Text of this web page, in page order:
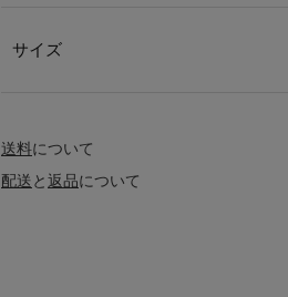
サイズ
送料について
配送と返品について